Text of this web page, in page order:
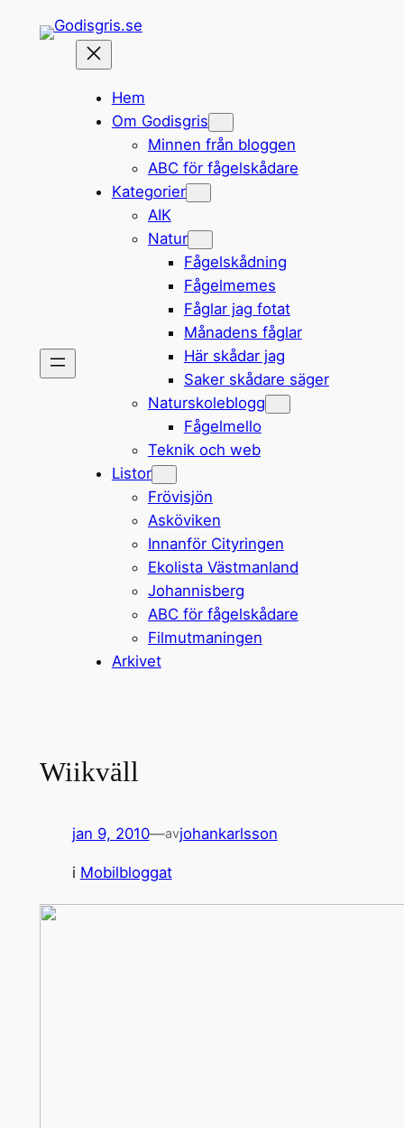
Hem
Om Godisgris
Minnen från bloggen
ABC för fågelskådare
Kategorier
AIK
Natur
Fågelskådning
Fågelmemes
Fåglar jag fotat
Månadens fåglar
Här skådar jag
Saker skådare säger
Naturskoleblogg
Fågelmello
Teknik och web
Listor
Frövisjön
Asköviken
Innanför Cityringen
Ekolista Västmanland
Johannisberg
ABC för fågelskådare
Filmutmaningen
Arkivet
Wiikväll
jan 9, 2010—avjohankarlsson
i Mobilbloggat